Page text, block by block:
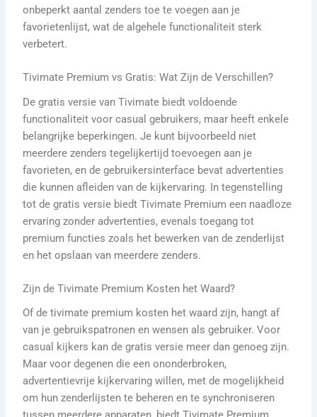
onbeperkt aantal zenders toe te voegen aan je
favorietenlijst, wat de algehele functionaliteit sterk
verbetert.
Tivimate Premium vs Gratis: Wat Zijn de Verschillen?
De gratis versie van Tivimate biedt voldoende
functionaliteit voor casual gebruikers, maar heeft enkele
belangrijke beperkingen. Je kunt bijvoorbeeld niet
meerdere zenders tegelijkertijd toevoegen aan je
favorieten, en de gebruikersinterface bevat advertenties
die kunnen afleiden van de kijkervaring. In tegenstelling
tot de gratis versie biedt Tivimate Premium een naadloze
ervaring zonder advertenties, evenals toegang tot
premium functies zoals het bewerken van de zenderlijst
en het opslaan van meerdere zenders.
Zijn de Tivimate Premium Kosten het Waard?
Of de tivimate premium kosten het waard zijn, hangt af
van je gebruikspatronen en wensen als gebruiker. Voor
casual kijkers kan de gratis versie meer dan genoeg zijn.
Maar voor degenen die een ononderbroken,
advertentievrije kijkervaring willen, met de mogelijkheid
om hun zenderlijsten te beheren en te synchroniseren